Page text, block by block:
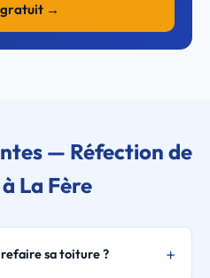
gratuit →
— Réfection de
La Fère
sa toiture ?